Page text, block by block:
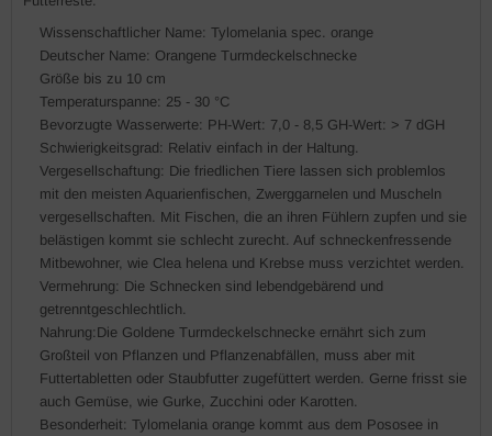
Wissenschaftlicher Name: Tylomelania spec. orange
Deutscher Name: Orangene Turmdeckelschnecke
Größe bis zu 10 cm
Temperaturspanne: 25 - 30 °C
Bevorzugte Wasserwerte: PH-Wert: 7,0 - 8,5 GH-Wert: > 7 dGH
Schwierigkeitsgrad: Relativ einfach in der Haltung.
Vergesellschaftung: Die friedlichen Tiere lassen sich problemlos
mit den meisten Aquarienfischen, Zwerggarnelen und Muscheln
vergesellschaften. Mit Fischen, die an ihren Fühlern zupfen und sie
belästigen kommt sie schlecht zurecht. Auf schneckenfressende
Mitbewohner, wie Clea helena und Krebse muss verzichtet werden.
Vermehrung: Die Schnecken sind lebendgebärend und
getrenntgeschlechtlich.
Nahrung:Die Goldene Turmdeckelschnecke ernährt sich zum
Großteil von Pflanzen und Pflanzenabfällen, muss aber mit
Futtertabletten oder Staubfutter zugefüttert werden. Gerne frisst sie
auch Gemüse, wie Gurke, Zucchini oder Karotten.
Besonderheit: Tylomelania orange kommt aus dem Pososee in